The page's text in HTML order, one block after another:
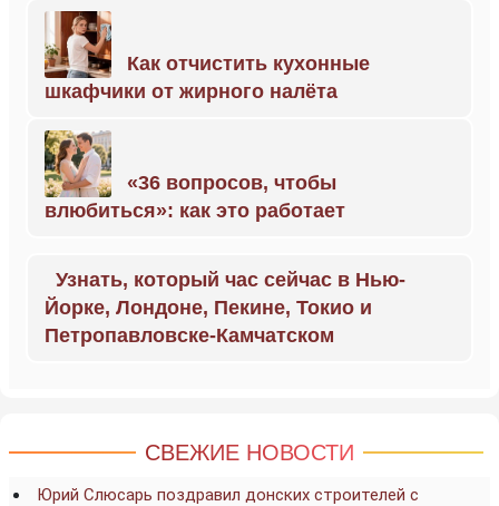
Как отчистить кухонные
шкафчики от жирного налёта
«36 вопросов, чтобы
влюбиться»: как это работает
Узнать, который час сейчас в Нью-
Йорке, Лондоне, Пекине, Токио и
Петропавловске-Камчатском
СВЕЖИЕ НОВОСТИ
Юрий Слюсарь поздравил донских строителей с